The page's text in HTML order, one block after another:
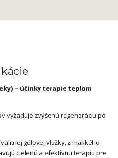
– účinky terapie teplom
vyžaduje zvýšenú regeneráciu po
gélovej vložky, z mäkkého
cielenú a efektívnu terapiu pre